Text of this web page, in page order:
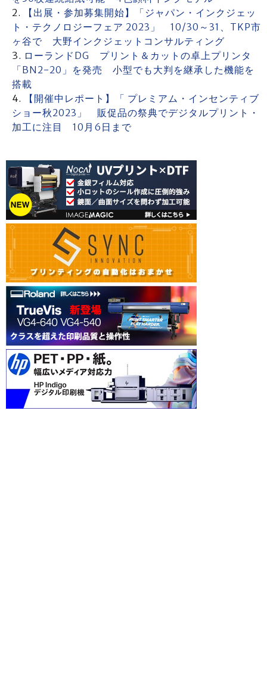
【出展・参加募集開始】「ジャパン・インクジェッ
ト・テクノロジーフェア 2023」 10/30～31、TKP市
ヶ谷で 大野インクジェットコンサルティング
ローランドDG プリント＆カットの卓上プリンタ
「BN2-20」を発売 小型でも大判を継承した機能を
搭載
【開催中レポート】「 プレミアム・インセンティブ
ショー秋2023」 販促品の祭典でデジタルプリント・
加工に注目 10月6日まで